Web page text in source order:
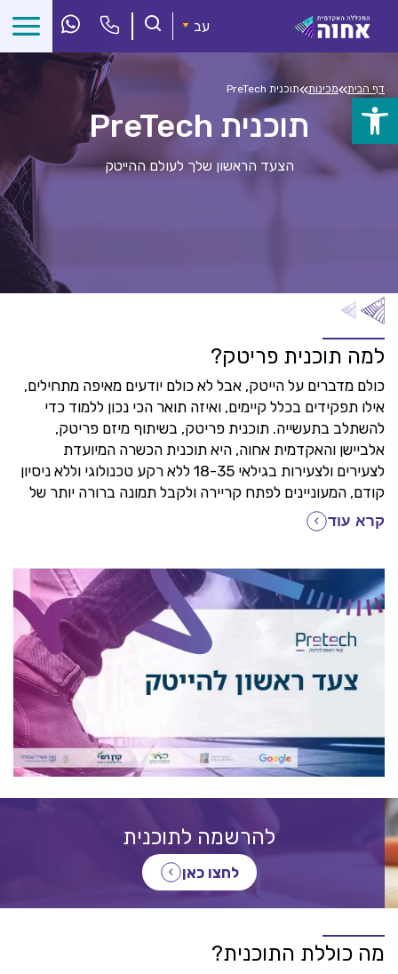
פתח
סרגל
נגישות
התוכן
עב
דף הבית»מכינות»תוכנית PreTech
תוכנית PreTech
הצעד הראשון שלך לעולם ההייטק
למה תוכנית פריטק?
כולם מדברים על הייטק, אבל לא כולם יודעים מאיפה מתחילים,
אילו תפקידים בכלל קיימים, ואיזה תואר הכי נכון ללמוד כדי
להשתלב בתעשייה. תוכנית פריטק, בשיתוף מיזם פריטק,
אלביישן והאקדמית אחוה, היא תוכנית הכשרה המיועדת
לצעירים ולצעירות בגילאי 18-35 ללא רקע טכנולוגי וללא ניסיון
קודם, המעוניינים לפתח קריירה ולקבל תמונה ברורה יותר של
אפשרויות התעסוקה והמקצועות הקיימים בתעשיית ההייטק.
במהלך התוכנית תלמדו 'לדבר הייטק', תחשפו לתפקידים
התנסות מעשית, תתנסו בכלים מתקדמים ותנהלו פרויקטים
הנותנים מענה לאתגר או לצורך ממשי בשטח.
לאורך התוכנית תזכו לתהליך ליווי תעסוקתי ואקדמי יחד עם
מנטורים, מנחים ומומחי קריירה שיעזרו לכם להשלים פערים
לימודיים, לחזק מיומנויות ולהעמיק את ההיכרות עם עולם
ההייטק כדי שתוכלו לדעת מה הצעד הבא שלכם ואיך להגיע
בתום התוכנית תבנה עבורכם תוכנית עבודה אישית ומפת
דרכים להמשך לימודים, פיתוח מקצועי וקריירה במקצועות
המבוקשים ביותר בשוק התעסוקה.
קרא עוד
להרשמה לתוכנית
לחצו כאן
מה כוללת התוכנית?